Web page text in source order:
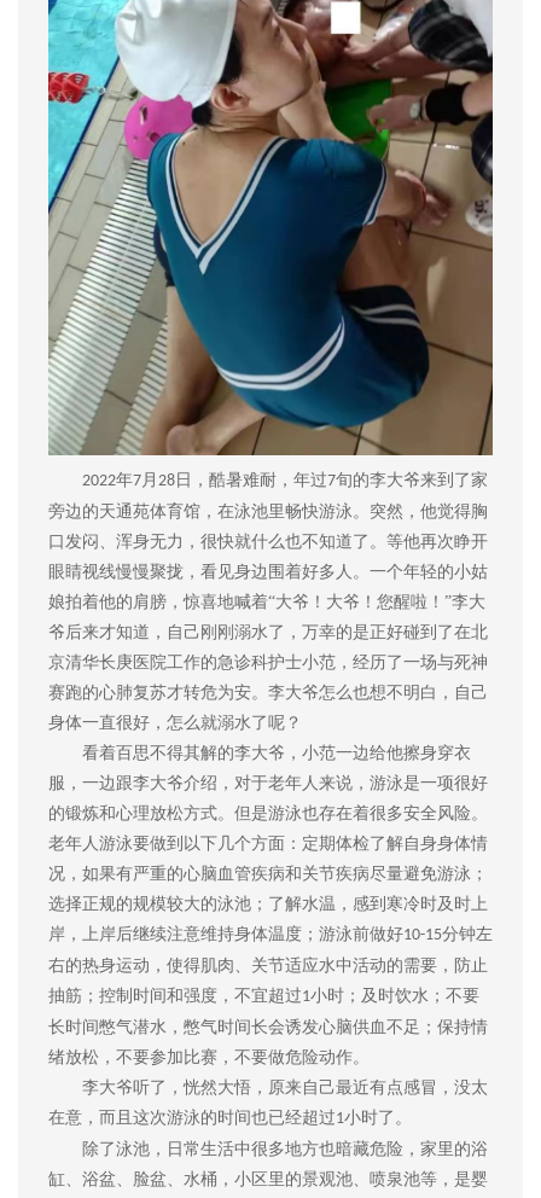
2022年7 月 28日 ，酷暑难耐，年过7旬的李大爷来到了家
旁边的天通苑体育馆，在泳池里畅快游泳。突然，他觉得胸
口发闷、浑身无力，很快就什么也不知道了。等他再次睁开
眼睛视线慢慢聚拢，看见身边围着好多人。一个年轻的小姑
娘拍着他的肩膀，惊喜地喊着“大爷！大爷！您醒啦！”李大
爷后来才知道，自己刚刚溺水了，万幸的是正好碰到了在北
京清华长庚医院工作的急诊科护士小范，经历了一场与死神
赛跑的心肺复苏才转危为安。李大爷怎么也想不明白，自己
身体一直很好，怎么就溺水了呢？
看着百思不得其解的李大爷，小范一边给他擦身穿衣
服，一边跟李大爷介绍，对于老年人来说，游泳是一项很好
的锻炼和心理放松方式。但是游泳也存在着很多安全风险。
老年人游泳要做到以下几个方面：定期体检了解自身身体情
况，如果有严重的心脑血管疾病和关节疾病尽量避免游泳；
选择正规的规模较大的泳池；了解水温，感到寒冷时及时上
岸，上岸后继续注意维持身体温度；游泳前做好10-15分钟左
右的热身运动，使得肌肉、关节适应水中活动的需要，防止
抽筋；控制时间和强度，不宜超过1小时；及时饮水；不要
长时间憋气潜水，憋气时间长会诱发心脑供血不足；保持情
绪放松，不要参加比赛，不要做危险动作。
李大爷听了，恍然大悟，原来自己最近有点感冒，没太
在意，而且这次游泳的时间也已经超过1小时了。
除了泳池，日常生活中很多地方也暗藏危险，家里的浴
缸、浴盆、脸盆、水桶，小区里的景观池、喷泉池等，是婴